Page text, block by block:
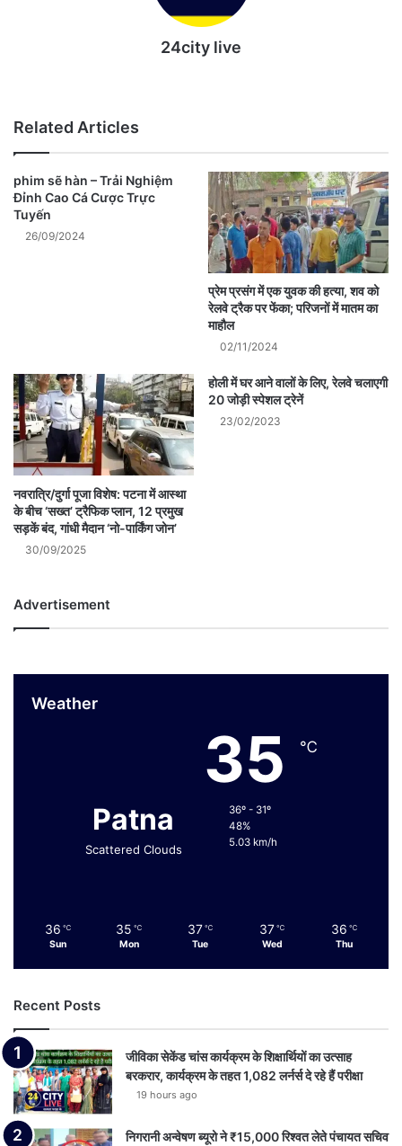
24city live
Related Articles
phim sẽ hàn – Trải Nghiệm
Đỉnh Cao Cá Cược Trực
Tuyến
26/09/2024
प्रेम प्रसंग में एक युवक की हत्या, शव को
रेलवे ट्रैक पर फेंका; परिजनों में मातम का
माहौल
02/11/2024
नवरात्रि/दुर्गा पूजा विशेष: पटना में आस्था
के बीच ‘सख्त’ ट्रैफिक प्लान, 12 प्रमुख
सड़कें बंद, गांधी मैदान ‘नो-पार्किंग जोन’
30/09/2025
होली में घर आने वालों के लिए, रेलवे चलाएगी
20 जोड़ी स्पेशल ट्रेनें
23/02/2023
Advertisement
Weather
Patna
Scattered Clouds
35 ℃
36º - 31º
48%
5.03 km/h
36 ℃
Sun
35 ℃
Mon
37 ℃
Tue
37 ℃
Wed
36 ℃
Thu
Recent Posts
जीविका सेकेंड चांस कार्यक्रम के शिक्षार्थियों का उत्साह
बरकरार, कार्यक्रम के तहत 1,082 लर्नर्स दे रहे हैं परीक्षा
19 hours ago
निगरानी अन्वेषण ब्यूरो ने ₹15,000 रिश्वत लेते पंचायत सचिव